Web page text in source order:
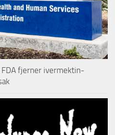
FDA fjerner ivermektin-